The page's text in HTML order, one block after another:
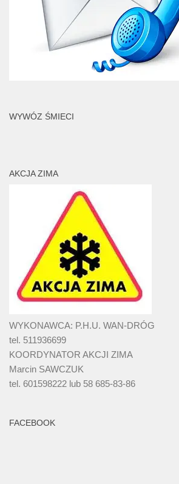
WYWÓZ ŚMIECI
AKCJA ZIMA
WYKONAWCA: P.H.U. WAN-DRÓG
tel. 511936699
KOORDYNATOR AKCJI ZIMA
Marcin SAWCZUK
tel. 601598222 lub 58 685-83-86
FACEBOOK